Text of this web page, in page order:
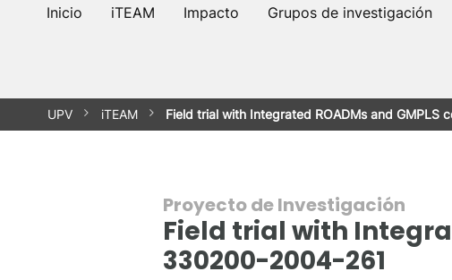
Inicio iTEAM Impacto Grupos de investigación
UPV iTEAM Field trial with Integrated ROADMs and GMPLS
Proyecto de Investigación
Field trial with
330200-2004-261